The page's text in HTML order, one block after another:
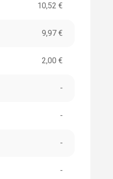
10,52 €
9,97 €
2,00 €
-
-
-
-